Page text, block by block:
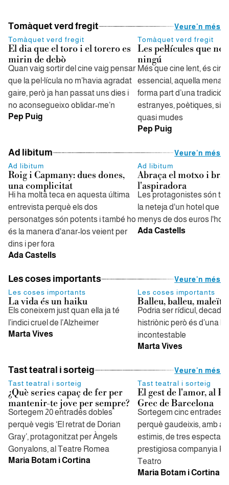
Tomàquet verd fregit
Veure'n més
Tomàquet verd fregit
El dia que el toro i el torero es
mirin de debò
Quan vaig sortir del cine vaig pensar
que la pel·lícula no m’havia agradat
gaire, però ja han passat uns dies i
no aconsegueixo oblidar-me’n
Pep Puig
Tomàquet verd fregit
Les pel·lícules que no
ningú
Més que cine lent, és
essencial, aquella mena
forma part d’una tradició
estranyes, poètiques,
quasi mudes
Pep Puig
Ad libitum
Veure'n més
Ad libitum
Roig i Capmany: dues dones,
una complicitat
Hi ha molta teca en aquesta última
entrevista perquè els dos
personatges són potents i també ho
és la manera d'anar-los veient per
dins i per fora
Ada Castells
Ad libitum
Abraça el motxo i
l'aspiradora
Les protagonistes són
la neteja d'un hotel que
menys de dos euros
Ada Castells
Les coses importants
Veure'n més
Les coses importants
La vida és un haiku
Els coneixem just quan ella ja té
l’indici cruel de l’Alzheimer
Marta Vives
Les coses importants
Balleu, balleu, maleïts
Podria ser rídicul,
histriònic però és d’una
incontestable
Marta Vives
Tast teatral i sorteig
Veure'n més
Tast teatral i sorteig
¿Què series capaç de fer per
mantenir-te jove per sempre?
Sortegem 20 entrades dobles
perquè vegis ‘El retrat de Dorian
Gray’, protagonitzat per Àngels
Gonyalons, al Teatre Romea
Maria Botam i Cortina
Tast teatral i sorteig
El gest de l'amor, al
Grec de Barcelona
Sortegem cinc entrades
perquè gaudeixis, amb
estimis, de tres
prestigiosa companyia
Teatro
Maria Botam i Cortina